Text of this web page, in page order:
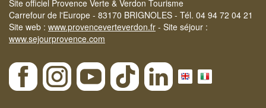
Site officiel Provence Verte & Verdon Tourisme
Carrefour de l'Europe - 83170 BRIGNOLES - Tél. 04 94 72 04 21
Site web : www.provenceverteverdon.fr - Site séjour :
www.sejourprovence.com